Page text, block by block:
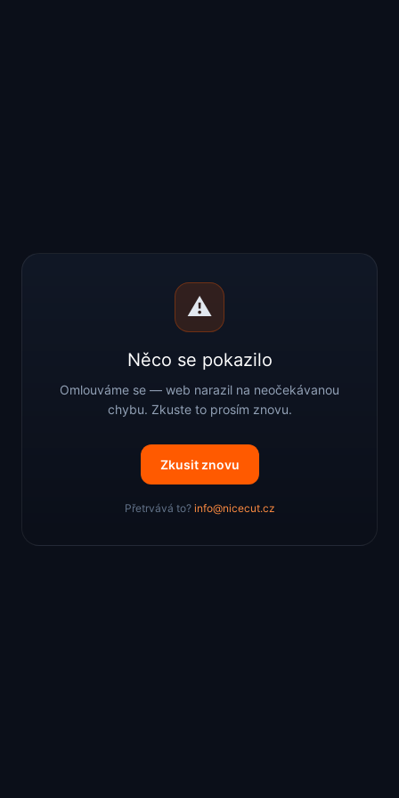
⚠️
Něco se pokazilo
Omlouváme se — web narazil na neočekávanou
chybu. Zkuste to prosím znovu.
Zkusit znovu
Přetrvává to? info@nicecut.cz